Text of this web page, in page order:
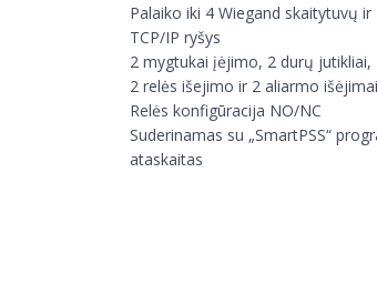
Palaiko iki 4 Wiegand skaitytuvų ir
TCP/IP ryšys
2 mygtukai įėjimo, 2 durų jutikliai,
2 relės išejimo ir 2 aliarmo išėjimai
Relės konfigūracija NO/NC
Suderinamas su „SmartPSS“
ataskaitas